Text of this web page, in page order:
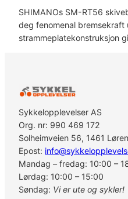
B
r
e
s
i
v
e
1
6
0
m
SHIMANOs SM-RT56
deg fenomenal bremsekraft
strammeplatekonstruksjon
Sykkelopplevelser AS
Org. nr: 990 469 172
Solheimveien 56, 1461
Epost:
Mandag – fredag: 10:00 –
Lørdag: 10:00 – 15:00
Søndag: Vi er ute og sykler!